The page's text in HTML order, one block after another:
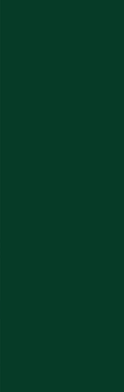
S24
– i dag